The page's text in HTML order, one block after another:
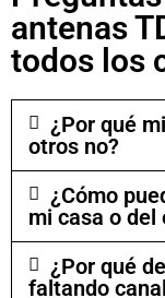
antenas
todos los
¿Por qué
otros no?
¿Cómo
mi casa o del
¿Por qué
faltando